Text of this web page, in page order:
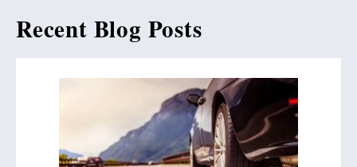
Recent Blog Posts